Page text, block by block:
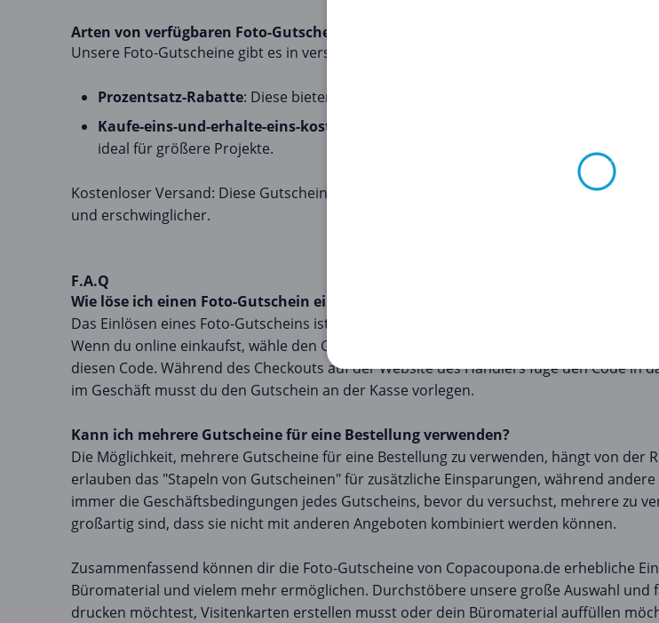
Arten von verfügbaren Foto-Gutscheinen
Unsere Foto-Gutscheine gibt es in verschiedenen Arten, um den unterschiedlichen
Prozentsatz-Rabatte: Diese bieten einen bestimmten Prozentsatz Rabatt auf
Kaufe-eins-und-erhalte-eins-kostenlos-Angebote
: Mit diesen Gutscheinen
ideal für größere Projekte.
Kostenloser Versand: Diese Gutscheine eliminieren die Versandkosten deiner
und erschwinglicher.
F.A.Q
Wie löse ich einen Foto-Gutschein ein?
Das Einlösen eines Foto-Gutscheins ist einfach.
Wenn du online einkaufst, wähle den Gutschein aus, den du verwenden möchtest,
diesen Code. Während des Checkouts auf der Website des Händlers füge den Code in
im Geschäft musst du den Gutschein an der Kasse vorlegen.
Kann ich mehrere Gutscheine für eine Bestellung verwenden?
Die Möglichkeit, mehrere Gutscheine für eine Bestellung zu verwenden, hängt von der
erlauben das "Stapeln von Gutscheinen" für zusätzliche Einsparungen, während
immer die Geschäftsbedingungen jedes Gutscheins, bevor du versuchst, mehrere zu
großartig sind, dass sie nicht mit anderen Angeboten kombiniert werden können.
Zusammenfassend können dir die Foto-Gutscheine von Copacoupona.de erhebliche
Büromaterial und vielem mehr ermöglichen. Durchstöbere unsere große Auswahl und
drucken möchtest, Visitenkarten erstellen musst oder dein Büromaterial auffüllen